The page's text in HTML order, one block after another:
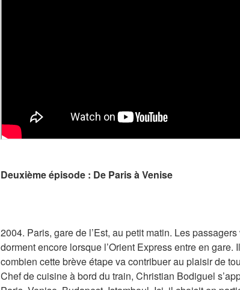
Deuxième épisode : De Paris à Venise
2004. Paris, gare de l’Est, au petit matin. Les
dorment encore lorsque l’Orient Express entre en gare.
combien cette brève étape va contribuer au plaisir de
Chef de cuisine à bord du train, Christian Bodiguel